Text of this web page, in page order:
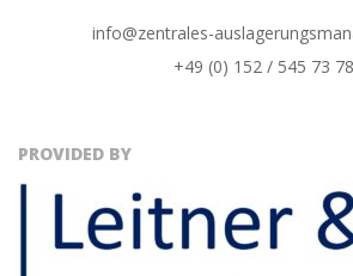
info@zentrales-
+49 (0) 152 / 545 73
PROVIDED BY